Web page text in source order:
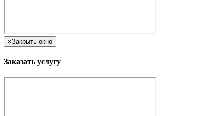
×Закрыть окно
Заказать услугу